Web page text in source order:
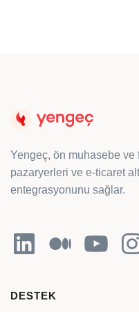
Yengeç, ön muhasebe ve
pazaryerleri ve e-ticaret
entegrasyonunu sağlar.
LinkedInOrta YouTube
DESTEK